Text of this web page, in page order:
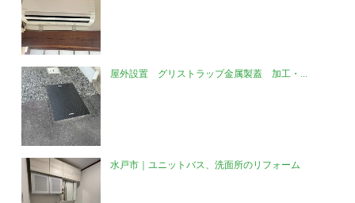
屋外設置 グリストラップ金属製蓋 加工・...
水戸市｜ユニットバス、洗面所のリフォーム